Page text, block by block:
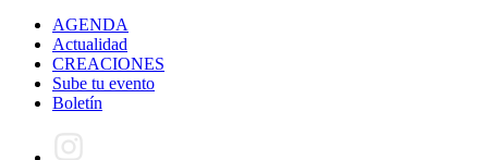
AGENDA
Actualidad
CREACIONES
Sube tu evento
Boletín